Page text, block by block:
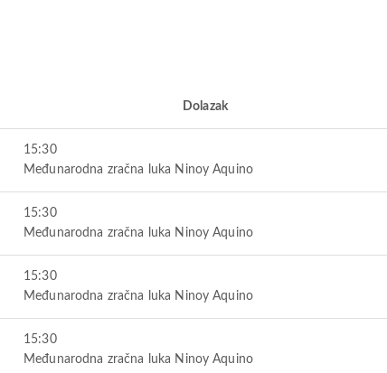
Dolazak
15:30
Međunarodna zračna luka Ninoy Aquino
15:30
Međunarodna zračna luka Ninoy Aquino
15:30
Međunarodna zračna luka Ninoy Aquino
15:30
Međunarodna zračna luka Ninoy Aquino